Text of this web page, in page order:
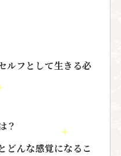
ルフとして生きる必
？
どんな感覚になるこ